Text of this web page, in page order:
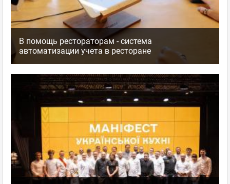
В помощь рестораторам - система
автоматизации учета в ресторане